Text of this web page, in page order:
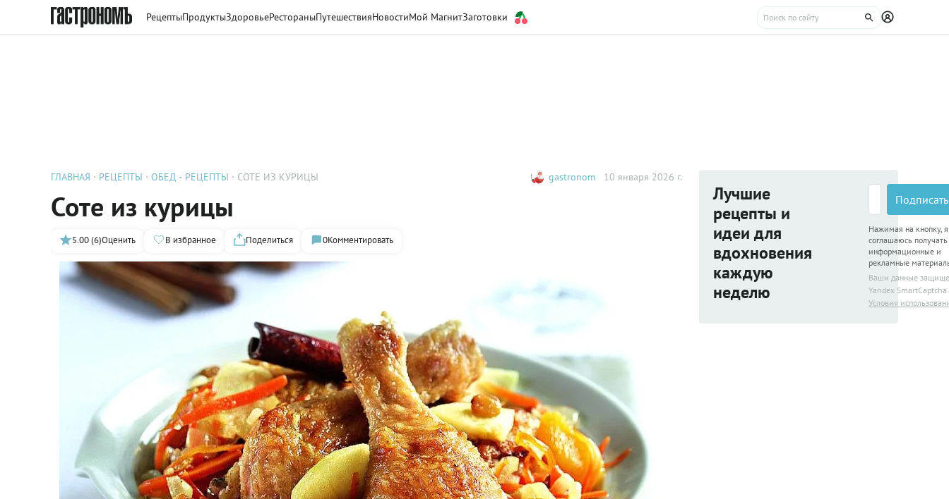
РецептыПродуктыЗдоровьеРестораныПутешествияНовостиМой МагнитЗаготовки
ГЛАВНАЯ РЕЦЕПТЫ ОБЕД - РЕЦЕПТЫ СОТЕ ИЗ КУРИЦЫ gastronom 10 января 2026 г.
Соте из курицы
5.00 (6)Оценить В избранное Поделиться 0Комментировать
Лучшие
рецепты и
идеи для
вдохновения
каждую
неделю
Нажимая на кнопку, я
соглашаюсь получать
информационные и
рекламные
Ваши данные
Yandex SmartCaptcha
Условия